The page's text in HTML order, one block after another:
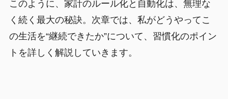
このように、家計のルール化と自動化は、無理な
く続く最大の秘訣。次章では、私がどうやってこ
の生活を“継続できたか”について、習慣化のポイン
トを詳しく解説していきます。